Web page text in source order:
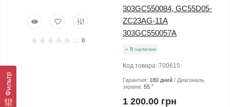
Фильтр
0
303GC550084, GC55D05-
ZC23AG-11A
303GC550057A
В наличии
Код товара: 700615
Гарантия: 180 дней
Диагональ
экрана: 55 ″
1 200.00 грн